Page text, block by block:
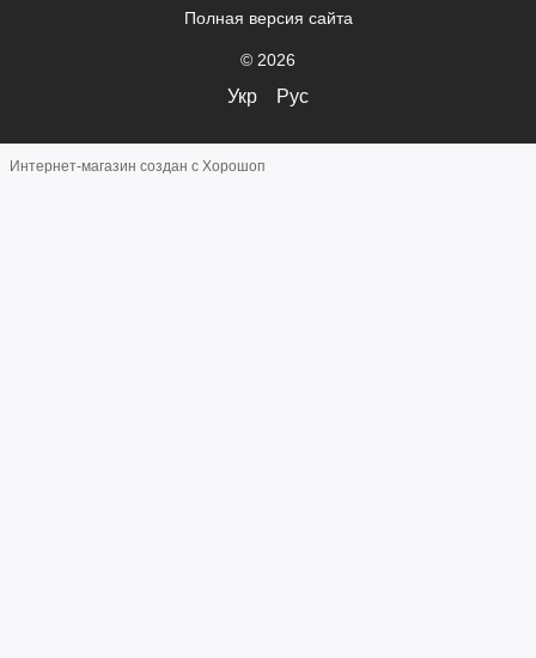
Полная версия сайта
© 2026
Укр Рус
Интернет-магазин создан с Хорошоп